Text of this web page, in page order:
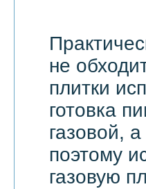
не
плитки
готовка
газовой,
поэтому
газовую